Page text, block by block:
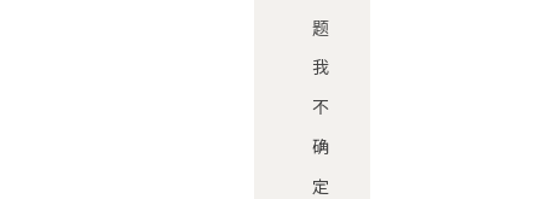
题
我
不
确
定